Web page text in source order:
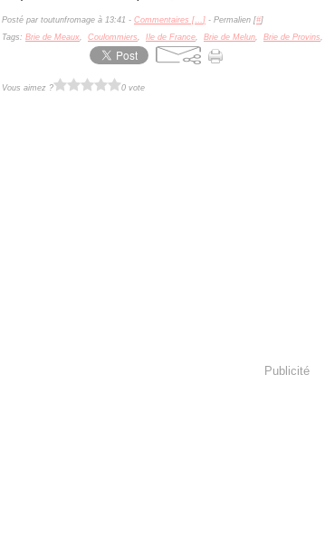
Posté par toutunfromage à 13:41 - Commentaires […] - Permalien [#]
Tags: Brie de Meaux, Coulommiers, Ile de France, Brie de Melun, Brie de Provins,
Vous aimez ? 0 vote
Publicité